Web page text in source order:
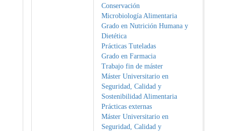
Conservación
Microbiología Alimentaria
Grado en Nutrición Humana y
Dietética
Prácticas Tuteladas
Grado en Farmacia
Trabajo fin de máster
Máster Universitario en
Seguridad, Calidad y
Sostenibilidad Alimentaria
Prácticas externas
Máster Universitario en
Seguridad, Calidad y